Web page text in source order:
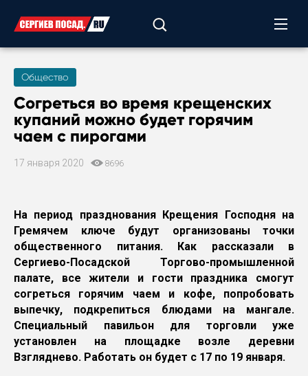
Общество
Согреться во время крещенских
купаний можно будет горячим
чаем с пирогами
17 января 2020 8696
На период празднования Крещения Господня на
Гремячем ключе будут организованы точки
общественного питания. Как рассказали в
Сергиево-Посадской Торгово-промышленной
палате, все жители и гости праздника смогут
согреться горячим чаем и кофе, попробовать
выпечку, подкрепиться блюдами на мангале.
Специальный павильон для торговли уже
установлен на площадке возле деревни
Взгляднево. Работать он будет с 17 по 19 января.